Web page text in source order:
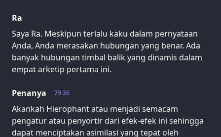
Ra
Saya Ra. Meskipun terlalu kaku dalam pernyataan
Anda, Anda merasakan hubungan yang benar. Ada
banyak hubungan timbal balik yang dinamis dalam
empat arketip pertama ini.
79.36
Penanya
Akankah Hierophant atau menjadi semacam
pengatur atau penyortir dari efek-efek ini sehingga
dapat menciptakan asimilasi yang tepat oleh